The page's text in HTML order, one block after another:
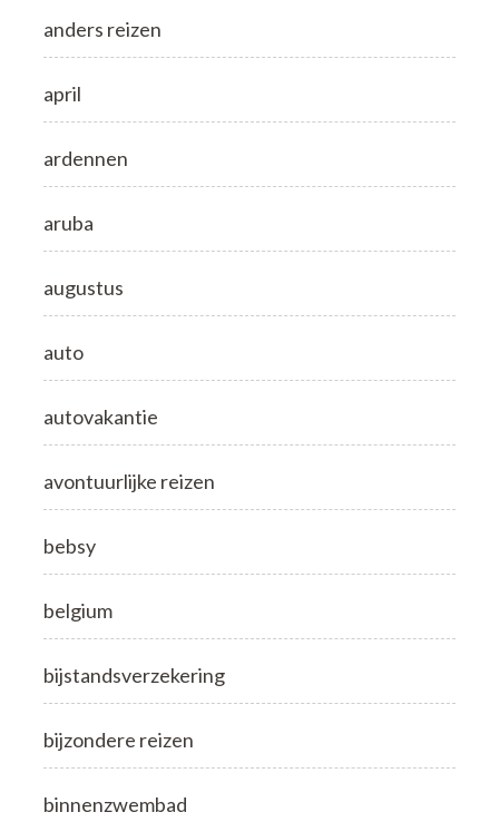
anders reizen
april
ardennen
aruba
augustus
auto
autovakantie
avontuurlijke reizen
bebsy
belgium
bijstandsverzekering
bijzondere reizen
binnenzwembad